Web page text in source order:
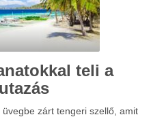
teli a
zárt tengeri szellő, amit